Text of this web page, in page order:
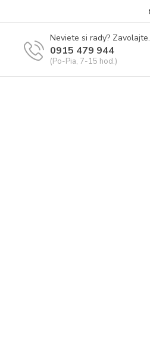
Neviete si rady? Zavolajte.
0915 479 944
(Po-Pia, 7-15 hod.)